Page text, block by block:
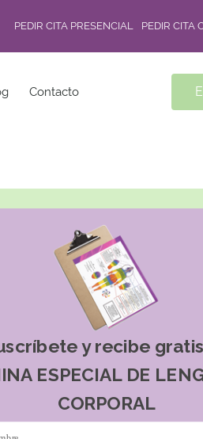
PEDIR CITA PRESENCIAL PEDIR CITA
Contacto
y recibe
ESPECIAL DE
CORPORAL